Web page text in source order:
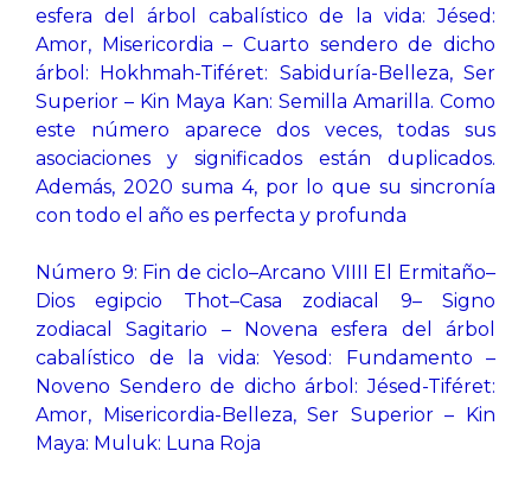
esfera del árbol cabalístico de la vida: Jésed:
Amor, Misericordia – Cuarto sendero de dicho
árbol: Hokhmah-Tiféret: Sabiduría-Belleza, Ser
Superior – Kin Maya Kan: Semilla Amarilla. Como
este número aparece dos veces, todas sus
asociaciones y significados están duplicados.
Además, 2020 suma 4, por lo que su sincronía
con todo el año es perfecta y profunda
Número 9: Fin de ciclo–Arcano VIIII El Ermitaño–
Dios egipcio Thot–Casa zodiacal 9– Signo
zodiacal Sagitario – Novena esfera del árbol
cabalístico de la vida: Yesod: Fundamento –
Noveno Sendero de dicho árbol: Jésed-Tiféret:
Amor, Misericordia-Belleza, Ser Superior – Kin
Maya: Muluk: Luna Roja